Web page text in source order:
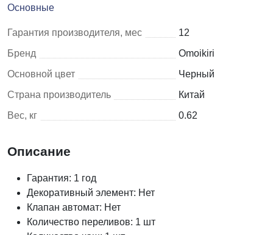
Основные
Гарантия производителя, мес
12
Бренд
Omoikiri
Основной цвет
Черный
Страна производитель
Китай
Вес, кг
0.62
Описание
Гарантия: 1 год
Декоративный элемент: Нет
Клапан автомат: Нет
Количество переливов: 1 шт